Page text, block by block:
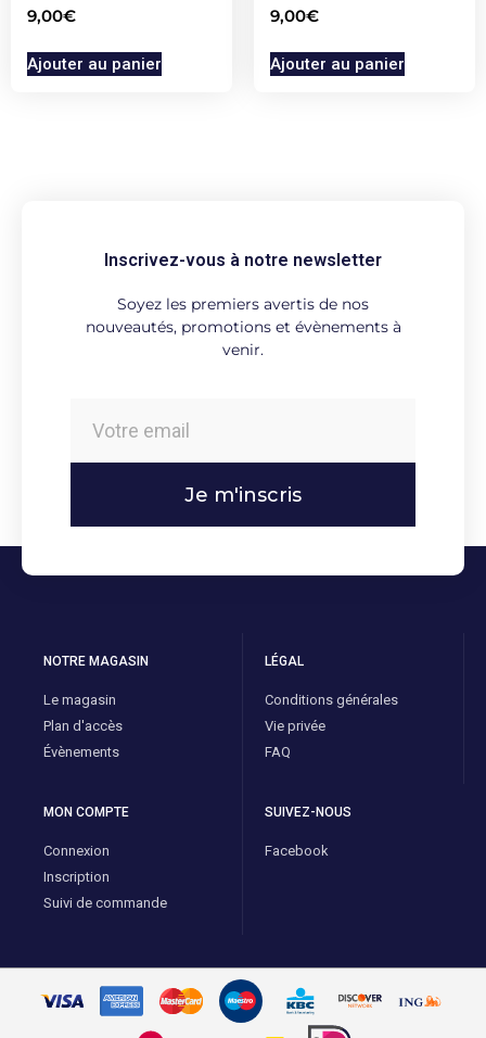
9,00€
Ajouter au panier
9,00€
Ajouter au panier
Inscrivez-vous à notre newsletter
Soyez les premiers avertis de nos
nouveautés, promotions et évènements à
venir.
Je m'inscris
NOTRE MAGASIN
Le magasin
Plan d'accès
Évènements
LÉGAL
Conditions générales
Vie privée
FAQ
MON COMPTE
Connexion
Inscription
Suivi de commande
SUIVEZ-NOUS
Facebook